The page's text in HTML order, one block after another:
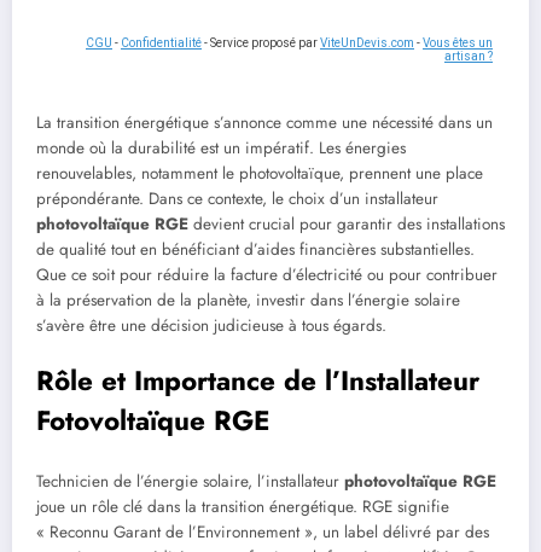
CGU - Confidentialité- Service proposé parViteUnDevis.com -Vous êtes un
artisan ?
La transition énergétique s’annonce comme une nécessité dans un
monde où la durabilité est un impératif. Les énergies
renouvelables, notamment le photovoltaïque, prennent une place
prépondérante. Dans ce contexte, le choix d’un installateur
photovoltaïque RGE devient crucial pour garantir des installations
de qualité tout en bénéficiant d’aides financières substantielles.
Que ce soit pour réduire la facture d’électricité ou pour contribuer
à la préservation de la planète, investir dans l’énergie solaire
s’avère être une décision judicieuse à tous égards.
Rôle et Importance de l’Installateur
Fotovoltaïque RGE
Technicien de l’énergie solaire, l’installateur photovoltaïque RGE
joue un rôle clé dans la transition énergétique. RGE signifie
« Reconnu Garant de l’Environnement », un label délivré par des